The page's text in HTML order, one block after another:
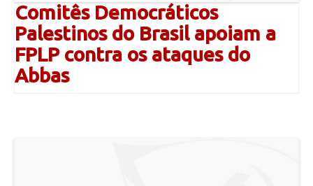
Comitês Democráticos
Palestinos do Brasil apoiam a
FPLP contra os ataques do
Abbas